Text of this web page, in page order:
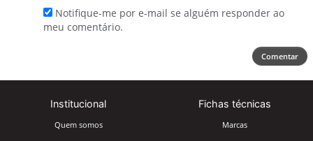
Notifique-me por e-mail se alguém responder ao
meu comentário.
Comentar
Institucional
Quem somos
Fichas técnicas
Marcas